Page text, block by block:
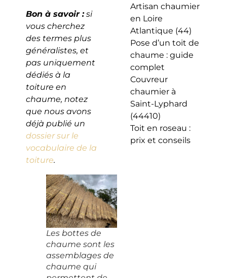
Bon à savoir :si
vous cherchez
des termes plus
généralistes, et
pas uniquement
dédiés à la
toiture en
chaume, notez
que nous avons
déjà publié un
dossier sur le
vocabulaire de la
toiture.
Les bottes de
chaume sont les
assemblages de
chaume qui
Artisan chaumier
en Loire
Atlantique (44)
Pose d’un toit de
chaume : guide
complet
Couvreur
chaumier à
Saint-Lyphard
(44410)
Toit en roseau :
prix et conseils